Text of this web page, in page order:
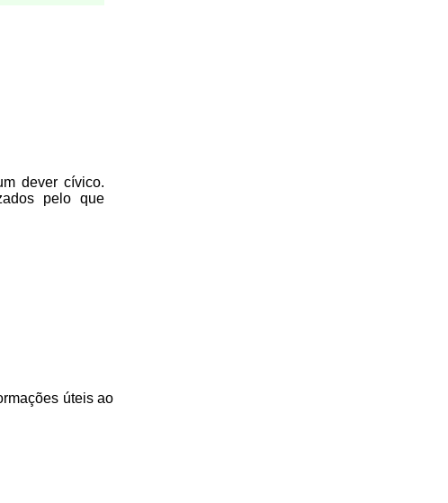
dever cívico.
pelo que
úteisao